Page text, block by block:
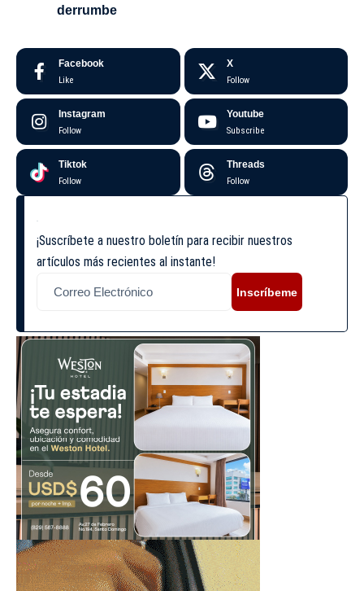
derrumbe
Facebook
Like
X
Follow
Instagram
Follow
Youtube
Subscribe
Tiktok
Follow
Threads
Follow
¡Suscríbete a nuestro boletín para recibir nuestros
artículos más recientes al instante!
Inscríbeme